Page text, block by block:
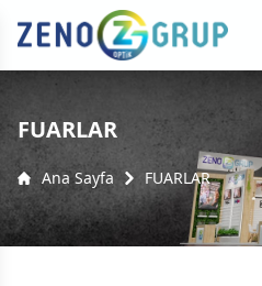
kapat
FUARLAR
Ana Sayfa FUARLAR